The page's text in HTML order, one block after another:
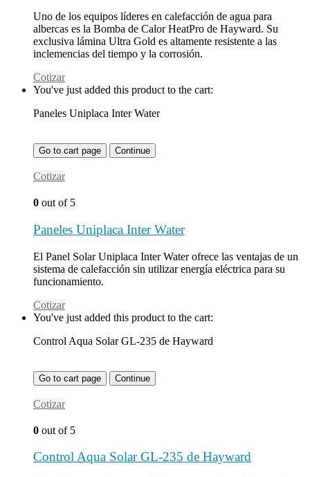
Uno de los equipos líderes en calefacción de agua para
albercas es la Bomba de Calor HeatPro de Hayward. Su
exclusiva lámina Ultra Gold es altamente resistente a las
inclemencias del tiempo y la corrosión.
Cotizar
You've just added this product to the cart:
Paneles Uniplaca Inter Water
Go to cart page Continue
Cotizar
0 out of 5
Paneles Uniplaca Inter Water
El Panel Solar Uniplaca Inter Water ofrece las ventajas de un
sistema de calefacción sin utilizar energía eléctrica para su
funcionamiento.
Cotizar
You've just added this product to the cart:
Control Aqua Solar GL-235 de Hayward
Go to cart page Continue
Cotizar
0 out of 5
Control Aqua Solar GL-235 de Hayward